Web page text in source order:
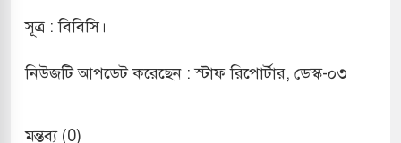
সূত্র : বিবিসি।
নিউজটি আপডেট করেছেন : স্টাফ রিপোর্টার, ডেস্ক-০৩
মন্তব্য (0)